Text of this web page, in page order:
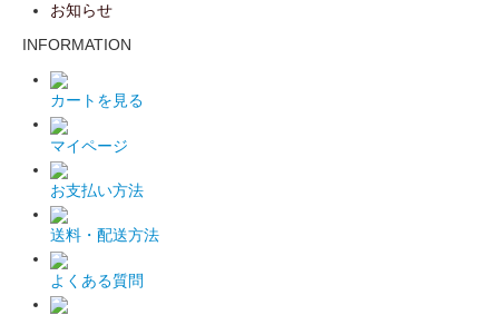
お知らせ
INFORMATION
カートを見る
マイページ
お支払い方法
送料・配送方法
よくある質問